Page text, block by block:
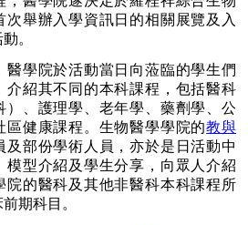
次舉辦入學資訊日的相關展覽及入
。
醫學院於活動當日向蒞臨的學生們
介紹其不同的本科課程，包括醫科
）、護理學、老年學、藥劑學、公
區健康課程。生物醫學學院的教與
及部份學術人員，亦於是日活動中
模型介紹及學生分享，向眾人介紹
院的醫科及其他非醫科本科課程所
期科目。